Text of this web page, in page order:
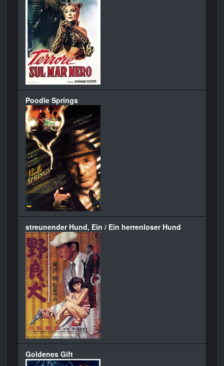
Poodle Springs
streunender Hund, Ein / Ein herrenloser Hund
Goldenes Gift